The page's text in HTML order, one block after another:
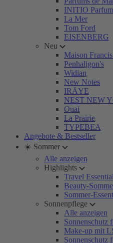
INITIO
La Mer
Tom Ford
EISENBERG
Neu
Maison
Penhaligon's
Widian
New Notes
IRÄYE
NEST NEW
Ouai
La Prairie
TYPEBEA
Angebote & Bestseller
☀️ Sommer
Alle anzeigen
Highlights
Travel
Beauty-
Sommer-
Sonnenpflege
Alle anzeigen
Sonnenschutz
Make-up mit
Sonnenschutz